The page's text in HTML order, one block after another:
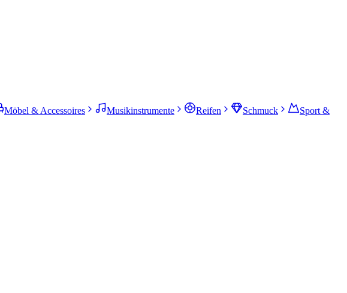
Möbel & Accessoires Musikinstrumente Reifen Schmuck
Sport &